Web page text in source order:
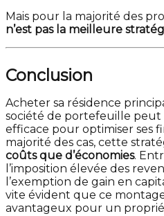
Mais pour la majorité des
n’est pas la meilleure
Conclusion
Acheter sa résidence
société de portefeuille
efficace pour optimiser ses
majorité des cas, cette
coûts que d’économies.
l’imposition élevée des
l’exemption de gain en
vite évident que ce
avantageux pour un